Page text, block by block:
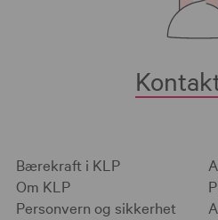
Bærekraft i KLP
Om KLP
Personvern og sikkerhet